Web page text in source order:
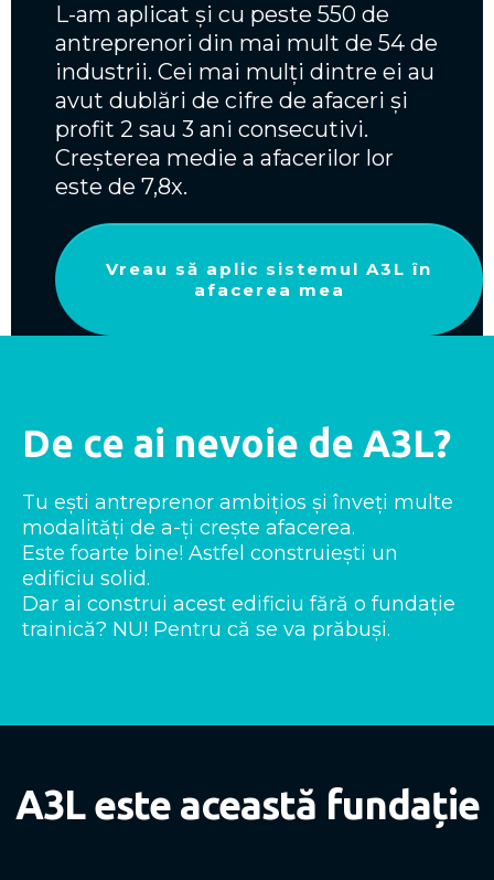
L-am aplicat și cu peste 550 de
antreprenori din mai mult de 54 de
industrii. Cei mai mulți dintre ei au
avut dublări de cifre de afaceri și
profit 2 sau 3 ani consecutivi.
Creșterea medie a afacerilor lor
este de 7,8x.
Vreau să aplic sistemul A3L în
afacerea mea
De ce ai nevoie de A3L?
Tu ești antreprenor ambițios și înveți multe
modalități de a-ți crește afacerea.
Este foarte bine! Astfel construiești un
edificiu solid.
Dar ai construi acest edificiu fără o fundație
trainică? NU! Pentru că se va prăbuși.
A3L este această fundație